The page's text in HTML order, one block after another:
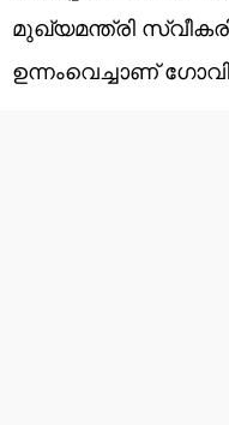
മുഖ്യമന്ത്രി
ഉന്നംവെച്ചാണ്